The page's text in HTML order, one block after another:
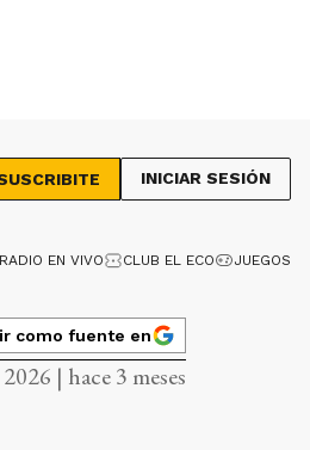
INICIAR SESIÓN
RADIO EN VIVO CLUB EL ECO JUEGOS
como fuente en
| hace 3 meses